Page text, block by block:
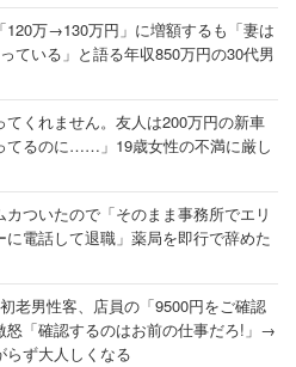
120万→130万円」に増額するも「妻は
ている」と語る年収850万円の30代男
てくれません。友人は200万円の新車
てるのに……」19歳女性の不満に厳し
カついたので「そのまま事務所でエリ
に電話して退職」薬局を即行で辞めた
老男性客、店員の「9500円をご確認
怒「確認するのはお前の仕事だろ!」→
らず大人しくなる